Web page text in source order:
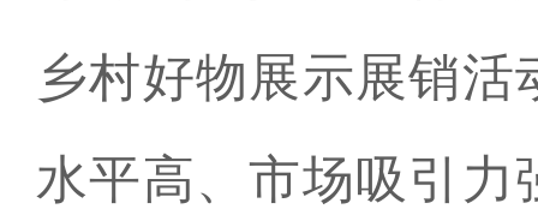
乡村好物展示展销
水平高、市场吸引力